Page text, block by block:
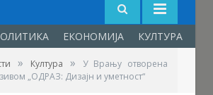
ЕКОНОМИЈА КУЛТУРА
» Култура »
У Врању отворена
„ОДРАЗ: Дизајн и уметност“